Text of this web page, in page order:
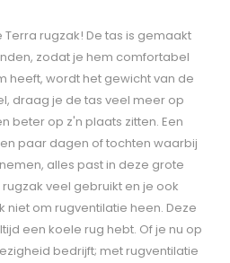
rugzak! De tas is gemaakt
zodat je hem comfortabel
heeft, wordt het gewicht van de
draag je de tas veel meer op
beter op z'n plaats zitten. Een
paar dagen of tochten waarbij
alles past in deze grote
veel gebruikt en je ook
om rugventilatie heen. Deze
een koele rug hebt. Of je nu op
bedrijft; met rugventilatie